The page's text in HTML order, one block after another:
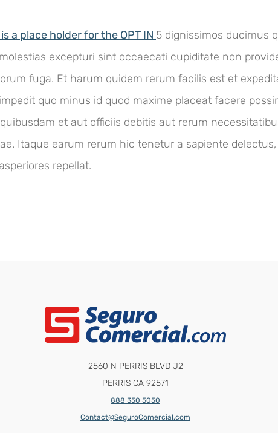
a place holder for the OPT IN 5 dignissimos ducimus
excepturi sint occaecati cupiditate non
fuga. Et harum quidem rerum facilis est et
quo minus id quod maxime placeat facere
et aut officiis debitis aut rerum
Itaque earum rerum hic tenetur a sapiente
repellat.
2560 N PERRIS BLVD J2
PERRIS CA 92571
888 350 5050
Contact@SeguroComercial.com